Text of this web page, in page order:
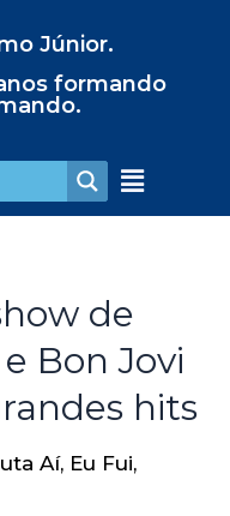
Júnior.
formando
de
Bon Jovi
hits
Aí, Eu Fui,